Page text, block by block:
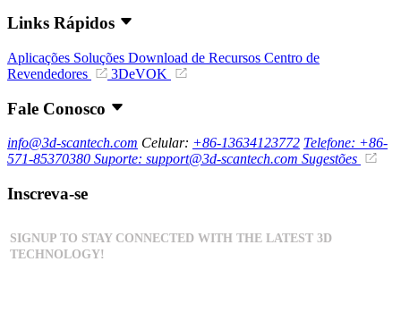
Links Rápidos
Aplicações Soluções Download de Recursos Centro de
Revendedores
3DeVOK
Fale Conosco
info@3d-scantech.com Celular: +86-13634123772 Telefone: +86-
571-85370380 Suporte: support@3d-scantech.com Sugestões
Inscreva-se